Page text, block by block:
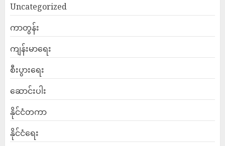
Uncategorized
ကာတွန်း
ကျန်းမာရေး
စီးပွားရေး
ဆောင်းပါး
နိုင်ငံတကာ
နိုင်ငံရေး